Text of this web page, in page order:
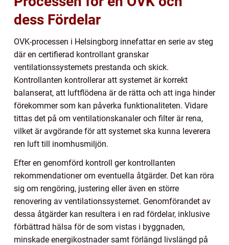
dess Fördelar
OVK-processen i Helsingborg innefattar en serie av steg
där en certifierad kontrollant granskar
ventilationssystemets prestanda och skick.
Kontrollanten kontrollerar att systemet är korrekt
balanserat, att luftflödena är de rätta och att inga hinder
förekommer som kan påverka funktionaliteten. Vidare
tittas det på om ventilationskanaler och filter är rena,
vilket är avgörande för att systemet ska kunna leverera
ren luft till inomhusmiljön.
Efter en genomförd kontroll ger kontrollanten
rekommendationer om eventuella åtgärder. Det kan röra
sig om rengöring, justering eller även en större
renovering av ventilationssystemet. Genomförandet av
dessa åtgärder kan resultera i en rad fördelar, inklusive
förbättrad hälsa för de som vistas i byggnaden,
minskade energikostnader samt förlängd livslängd på